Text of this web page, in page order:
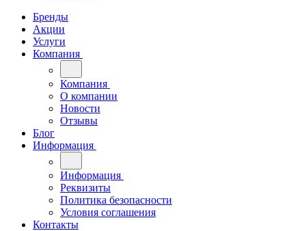
Бренды
Акции
Услуги
Компания
Компания
О компании
Новости
Отзывы
Блог
Информация
Информация
Реквизиты
Политика безопасности
Условия соглашения
Контакты